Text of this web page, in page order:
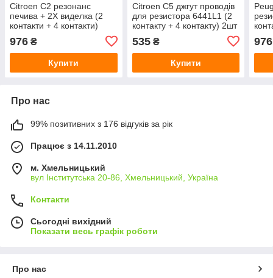
Citroen C2 резонанс
печива + 2X виделка (2
контакти + 4 контакти)
14708
976 ₴
Купити
Citroen C5 джгут проводів
для резистора 6441L1 (2
контакту + 4 контакту) 2шт
14722
535₴
Купити
976
Про нас
99% позитивних з 176 відгуків за рік
Працює з 14.11.2010
м. Хмельницький
вул Інститутська 20-86, Хмельницький, Україна
Контакти
Сьогодні вихідний
Показати весь графік роботи
Про нас